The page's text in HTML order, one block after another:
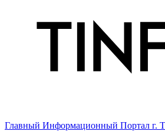
Главный Информационный Портал г.